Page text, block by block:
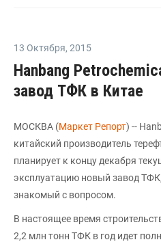
13 Октября, 2015
Hanbang
завод ТФК в Китае
МОСКВА (Маркет Репорт) --
китайский производитель
планирует к концу декабря
эксплуатацию новый завод
знакомый с вопросом.
В настоящее время
2,2 млн тонн ТФК в год идет